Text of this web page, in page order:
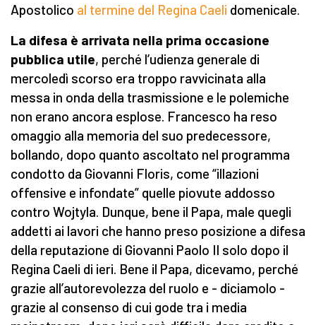
Apostolico al termine del Regina Caeli domenicale.
La difesa è arrivata nella prima occasione
pubblica utile, perché l’udienza generale di
mercoledì scorso era troppo ravvicinata alla
messa in onda della trasmissione e le polemiche
non erano ancora esplose. Francesco ha reso
omaggio alla memoria del suo predecessore,
bollando, dopo quanto ascoltato nel programma
condotto da Giovanni Floris, come “illazioni
offensive e infondate” quelle piovute addosso
contro Wojtyla. Dunque, bene il Papa, male quegli
addetti ai lavori che hanno preso posizione a difesa
della reputazione di Giovanni Paolo II solo dopo il
Regina Caeli di ieri. Bene il Papa, dicevamo, perché
grazie all’autorevolezza del ruolo e - diciamolo -
grazie al consenso di cui gode tra i media